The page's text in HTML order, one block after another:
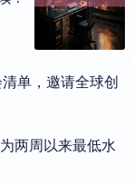
单，邀请全球创
两周以来最低水